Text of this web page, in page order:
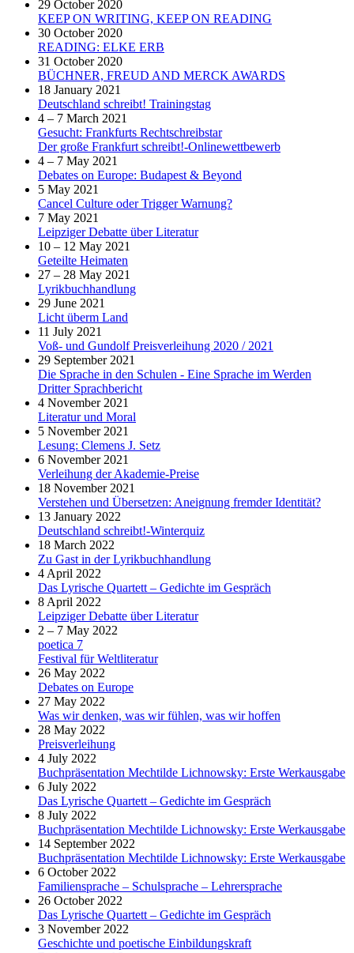
29 October 2020
KEEP ON WRITING, KEEP ON READING
30 October 2020
READING: ELKE ERB
31 October 2020
BÜCHNER, FREUD AND MERCK AWARDS
18 January 2021
Deutschland schreibt! Trainingstag
4 – 7 March 2021
Gesucht: Frankfurts Rechtschreibstar
Der große Frankfurt schreibt!-Onlinewettbewerb
4 – 7 May 2021
Debates on Europe: Budapest & Beyond
5 May 2021
Cancel Culture oder Trigger Warnung?
7 May 2021
Leipziger Debatte über Literatur
10 – 12 May 2021
Geteilte Heimaten
27 – 28 May 2021
Lyrikbuchhandlung
29 June 2021
Licht überm Land
11 July 2021
Voß- und Gundolf Preisverleihung 2020 / 2021
29 September 2021
Die Sprache in den Schulen - Eine Sprache im Werden
Dritter Sprachbericht
4 November 2021
Literatur und Moral
5 November 2021
Lesung: Clemens J. Setz
6 November 2021
Verleihung der Akademie-Preise
18 November 2021
Verstehen und Übersetzen: Aneignung fremder Identität?
13 January 2022
Deutschland schreibt!-Winterquiz
18 March 2022
Zu Gast in der Lyrikbuchhandlung
4 April 2022
Das Lyrische Quartett – Gedichte im Gespräch
8 April 2022
Leipziger Debatte über Literatur
2 – 7 May 2022
poetica 7
Festival für Weltliteratur
26 May 2022
Debates on Europe
27 May 2022
Was wir denken, was wir fühlen, was wir hoffen
28 May 2022
Preisverleihung
4 July 2022
Buchpräsentation Mechtilde Lichnowsky: Erste Werkausgabe
6 July 2022
Das Lyrische Quartett – Gedichte im Gespräch
8 July 2022
Buchpräsentation Mechtilde Lichnowsky: Erste Werkausgabe
14 September 2022
Buchpräsentation Mechtilde Lichnowsky: Erste Werkausgabe
6 October 2022
Familiensprache – Schulsprache – Lehrersprache
26 October 2022
Das Lyrische Quartett – Gedichte im Gespräch
3 November 2022
Geschichte und poetische Einbildungskraft